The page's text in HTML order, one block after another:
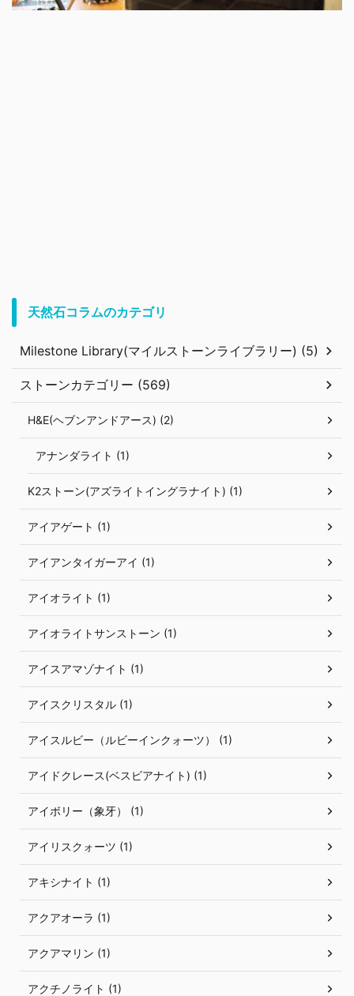
天然石コラムのカテゴリ
Milestone Library(マイルストーンライブラリー) (5)
ストーンカテゴリー (569)
H&E(ヘブンアンドアース) (2)
アナンダライト (1)
K2ストーン(アズライトイングラナイト) (1)
アイアゲート (1)
アイアンタイガーアイ (1)
アイオライト (1)
アイオライトサンストーン (1)
アイスアマゾナイト (1)
アイスクリスタル (1)
アイスルビー（ルビーインクォーツ） (1)
アイドクレース(ベスビアナイト) (1)
アイボリー（象牙） (1)
アイリスクォーツ (1)
アキシナイト (1)
アクアオーラ (1)
アクアマリン (1)
アクチノライト (1)